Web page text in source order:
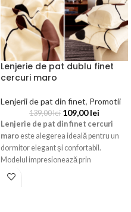
Lenjerie de pat dublu finet
cercuri maro
Lenjerii de pat din finet, Promotii
139,00lei 109,00lei
Lenjerie de pat din finet cercuri
maro este alegerea ideală pentru un
dormitor elegant și confortabil.
Modelul impresionează prin
combinația armonioasă de maro, bej și